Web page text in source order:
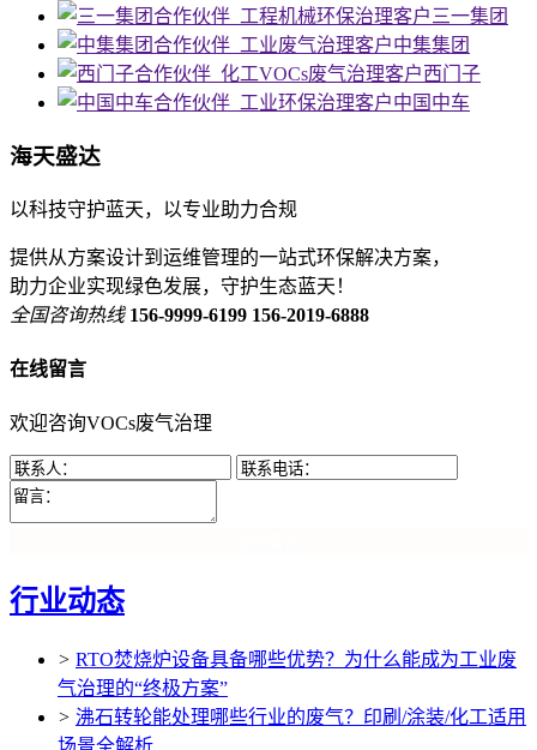
三一集团
中集集团
西门子
中国中车
海天盛达
以科技守护蓝天，以专业助力合规
提供从方案设计到运维管理的一站式环保解决方案，
助力企业实现绿色发展，守护生态蓝天！
全国咨询热线 156-9999-6199 156-2019-6888
在线留言
欢迎咨询VOCs废气治理
行业动态
> RTO焚烧炉设备具备哪些优势？为什么能成为工业废
气治理的“终极方案”
> 沸石转轮能处理哪些行业的废气？印刷/涂装/化工适用
场景全解析